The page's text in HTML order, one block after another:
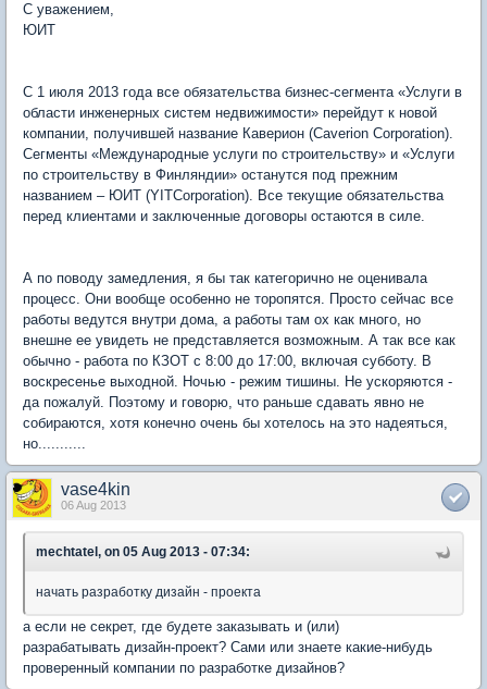
С уважением,
ЮИТ
С 1 июля 2013 года все обязательства бизнес-сегмента «Услуги в
области инженерных систем недвижимости» перейдут к новой
компании, получившей название Каверион (Caverion Corporation).
Сегменты «Международные услуги по строительству» и «Услуги
по строительству в Финляндии» останутся под прежним
названием – ЮИТ (YITCorporation). Все текущие обязательства
перед клиентами и заключенные договоры остаются в силе.
А по поводу замедления, я бы так категорично не оценивала
процесс. Они вообще особенно не торопятся. Просто сейчас все
работы ведутся внутри дома, а работы там ох как много, но
внешне ее увидеть не представляется возможным. А так все как
обычно - работа по КЗОТ с 8:00 до 17:00, включая субботу. В
воскресенье выходной. Ночью - режим тишины. Не ускоряются -
да пожалуй. Поэтому и говорю, что раньше сдавать явно не
собираются, хотя конечно очень бы хотелось на это надеяться,
но...........
vase4kin
06 Aug 2013
mechtatel, on 05 Aug 2013 - 07:34:
начать разработку дизайн - проекта
а если не секрет, где будете заказывать и (или)
разрабатывать дизайн-проект? Сами или знаете какие-нибудь
проверенный компании по разработке дизайнов?